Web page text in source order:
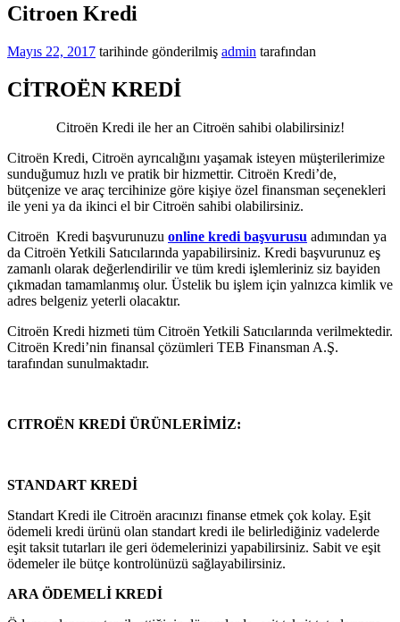
Citroen Kredi
Mayıs 22, 2017 tarihinde gönderilmiş admin tarafından
CİTROËN KREDİ
Citroën Kredi ile her an Citroën sahibi olabilirsiniz!
Citroën Kredi, Citroën ayrıcalığını yaşamak isteyen müşterilerimize
sunduğumuz hızlı ve pratik bir hizmettir. Citroën Kredi’de,
bütçenize ve araç tercihinize göre kişiye özel finansman seçenekleri
ile yeni ya da ikinci el bir Citroën sahibi olabilirsiniz.
Citroën Kredi başvurunuzu online kredi başvurusu adımından ya
da Citroën Yetkili Satıcılarında yapabilirsiniz. Kredi başvurunuz eş
zamanlı olarak değerlendirilir ve tüm kredi işlemleriniz siz bayiden
çıkmadan tamamlanmış olur. Üstelik bu işlem için yalnızca kimlik ve
adres belgeniz yeterli olacaktır.
Citroën Kredi hizmeti tüm Citroën Yetkili Satıcılarında verilmektedir.
Citroën Kredi’nin finansal çözümleri TEB Finansman A.Ş.
tarafından sunulmaktadır.
CITROËN KREDİ ÜRÜNLERİMİZ:
STANDART KREDİ
Standart Kredi ile Citroën aracınızı finanse etmek çok kolay. Eşit
ödemeli kredi ürünü olan standart kredi ile belirlediğiniz vadelerde
eşit taksit tutarları ile geri ödemelerinizi yapabilirsiniz. Sabit ve eşit
ödemeler ile bütçe kontrolünüzü sağlayabilirsiniz.
ARA ÖDEMELİ KREDİ